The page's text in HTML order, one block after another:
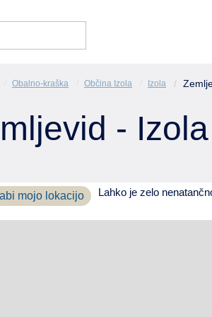
Obalno-kraška Občina Izola Izola
- Izola
mojo lokacijo Lahko je zelo